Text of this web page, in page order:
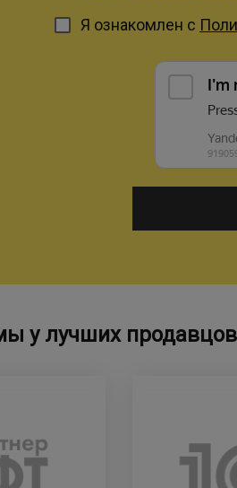
Я ознакомлен с
у лучших продавцов